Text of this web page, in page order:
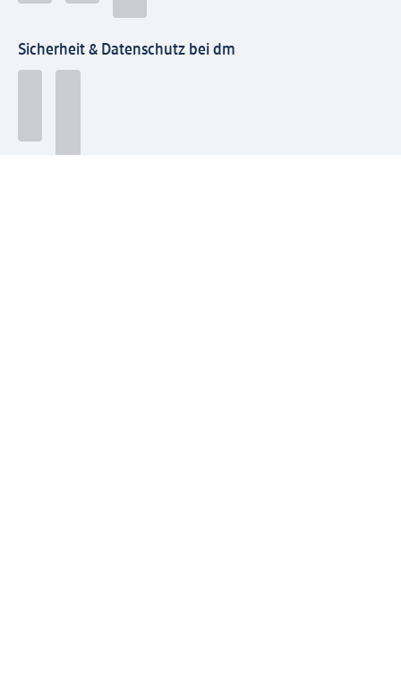
Sicherheit & Datenschutz bei dm